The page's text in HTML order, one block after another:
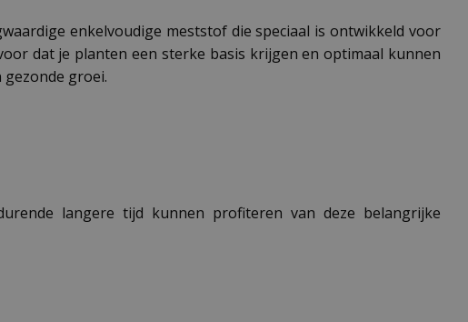
enkelvoudige meststof die speciaal is ontwikkeld voor
dat je planten een sterke basis krijgen en optimaal kunnen
groei.
langere tijd kunnen profiteren van deze belangrijke